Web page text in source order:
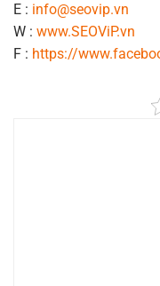
E : info@seovip.vn
W : www.SEOViP.vn
F : https://